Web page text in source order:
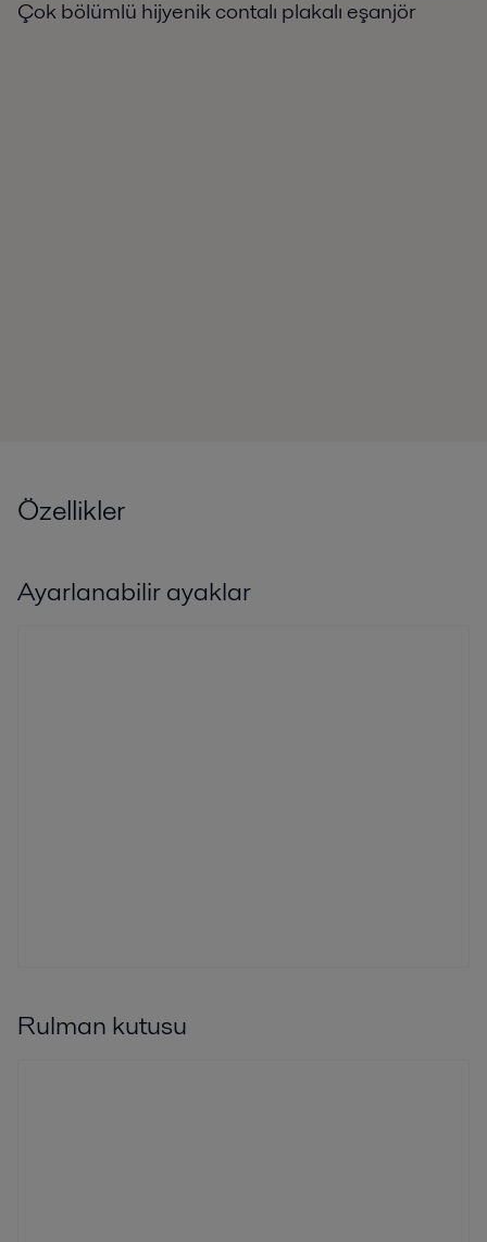
Çok bölümlü hijyenik contalı plakalı eşanjör
Özellikler
Ayarlanabilir ayaklar
Rulman kutusu